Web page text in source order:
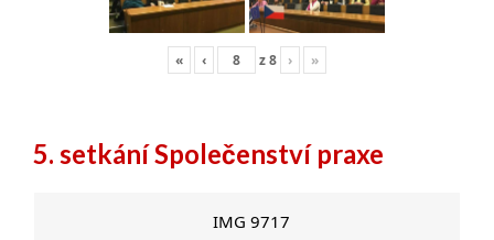
« ‹ z8 › »
5. setkání Společenství praxe
IMG 9717